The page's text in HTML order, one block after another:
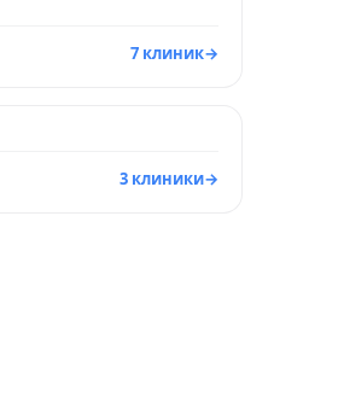
7 клиник→
3 клиники→